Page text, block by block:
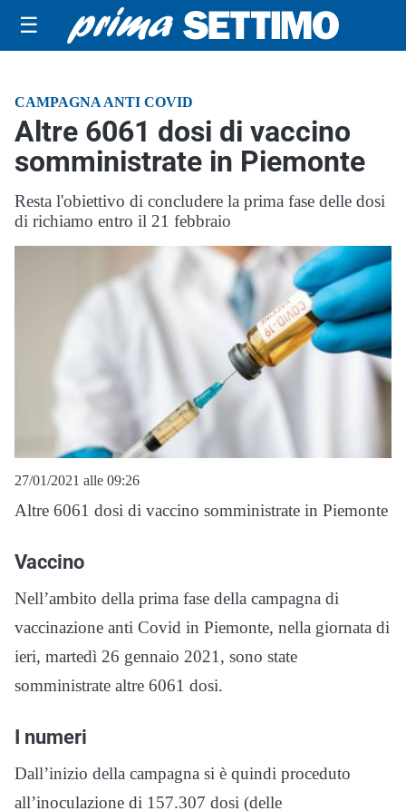
☰
CAMPAGNA ANTI COVID
Altre 6061 dosi di vaccino
somministrate in Piemonte
Resta l'obiettivo di concludere la prima fase delle dosi
di richiamo entro il 21 febbraio
27/01/2021 alle 09:26
Altre 6061 dosi di vaccino somministrate in Piemonte
Vaccino
Nell’ambito della prima fase della campagna di
vaccinazione anti Covid in Piemonte, nella giornata di
ieri, martedì 26 gennaio 2021, sono state
somministrate altre 6061 dosi.
I numeri
Dall’inizio della campagna si è quindi proceduto
all’inoculazione di 157.307 dosi (delle